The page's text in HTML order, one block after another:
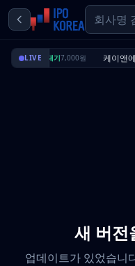
LIVE
리셔스상장대기7,000원 케이앤
새 버전
업데이트가 있었습니